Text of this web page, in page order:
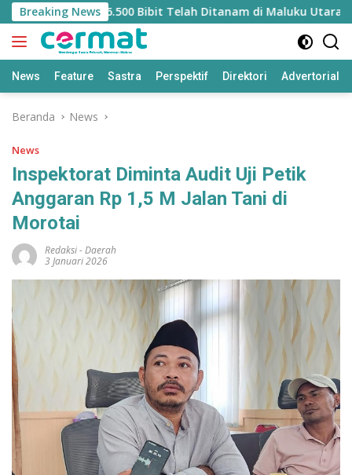
Langsung
ke
konten
Breaking News
Mangrove, 36.500 Bibit Telah Ditanam di Maluku Utara
News Feature Sastra Perspektif Direktori Advertorial
Beranda News
News
Inspektorat Diminta Audit Uji Petik
Anggaran Rp 1,5 M Jalan Tani di
Morotai
Redaksi-Daerah
3 Januari 2026